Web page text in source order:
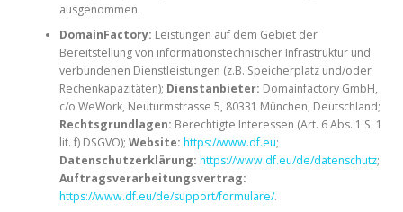
ausgenommen.
DomainFactory: Leistungen auf dem Gebiet der
Bereitstellung von informationstechnischer Infrastruktur und
verbundenen Dienstleistungen (z.B. Speicherplatz und/oder
Rechenkapazitäten); Dienstanbieter: Domainfactory GmbH,
c/o WeWork, Neuturmstrasse 5, 80331 München, Deutschland;
Rechtsgrundlagen: Berechtigte Interessen (Art. 6 Abs. 1 S. 1
lit. f) DSGVO); Website: https://www.df.eu;
Datenschutzerklärung: https://www.df.eu/de/datenschutz;
Auftragsverarbeitungsvertrag:
https://www.df.eu/de/support/formulare/.